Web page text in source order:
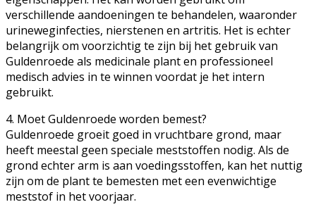
verschillende aandoeningen te behandelen, waaronder
urineweginfecties, nierstenen en artritis. Het is echter
belangrijk om voorzichtig te zijn bij het gebruik van
Guldenroede als medicinale plant en professioneel
medisch advies in te winnen voordat je het intern
gebruikt.
4. Moet Guldenroede worden bemest?
Guldenroede groeit goed in vruchtbare grond, maar
heeft meestal geen speciale meststoffen nodig. Als de
grond echter arm is aan voedingsstoffen, kan het nuttig
zijn om de plant te bemesten met een evenwichtige
meststof in het voorjaar.